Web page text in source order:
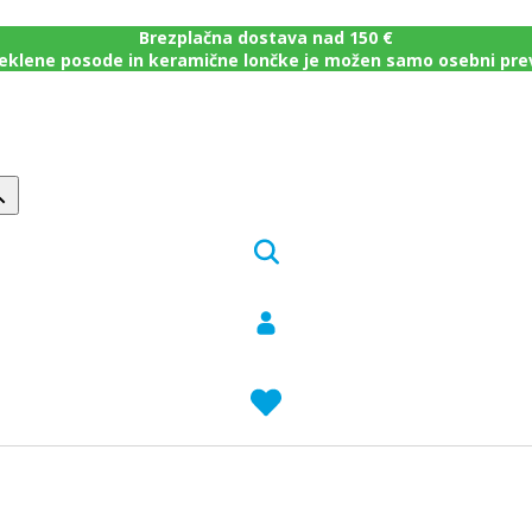
Brezplačna dostava nad 150 €
posode in keramične lončke je možen samo osebni